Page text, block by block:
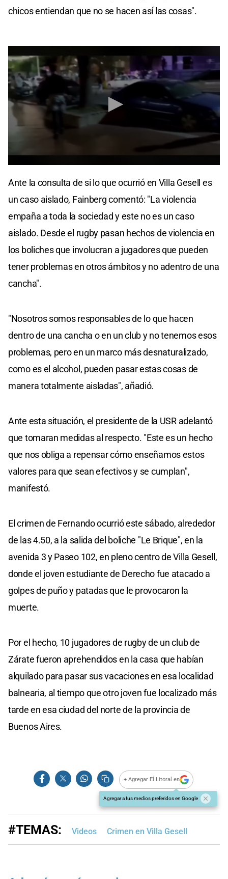
chicos entiendan que no se hacen así las cosas".
of
minutes,
seconds
Ante la consulta de si lo que ocurrió en Villa Gesell es
un caso aislado, Fainberg comentó: "La violencia
empaña a toda la sociedad y este no es un caso
aislado. Desde el rugby pasan hechos de violencia en
los boliches que involucran a jugadores que pueden
tener problemas en otros ámbitos y no adentro de una
cancha".
"Nosotros somos responsables de lo que hacen
dentro de una cancha o en un club y no tenemos esos
problemas, pero en un marco más desnaturalizado,
como es el alcohol, pueden pasar estas cosas de
manera totalmente aisladas", añadió.
Ante esta situación, el presidente de la USR adelantó
que tomaran medidas al respecto. "Este es un hecho
que nos obliga a repensar cómo enseñamos estos
valores para que sean efectivos y se cumplan",
manifestó.
El crimen de Fernando ocurrió este sábado, alrededor
de las 4.50, a la salida del boliche "Le Brique", en la
avenida 3 y Paseo 102, en pleno centro de Villa Gesell,
donde el joven estudiante de Derecho fue atacado a
golpes de puño y patadas que le provocaron la
muerte.
Por el hecho, 10 jugadores de rugby de un club de
Zárate fueron aprehendidos en la casa que habían
alquilado para pasar sus vacaciones en esa localidad
balnearia, al tiempo que otro joven fue localizado más
tarde en esa ciudad del norte de la provincia de
Buenos Aires.
+ Agregar El Litoral en
Agregar a tus medios preferidos en Google
#TEMAS: Videos Crimen en Villa Gesell